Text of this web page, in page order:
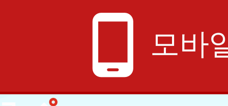
phone_android 모바